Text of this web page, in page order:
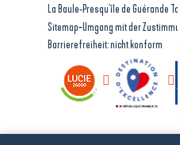
La Baule-Presqu'île de Guérande
Sitemap-Umgang mit der
Barrierefreiheit: nicht konform